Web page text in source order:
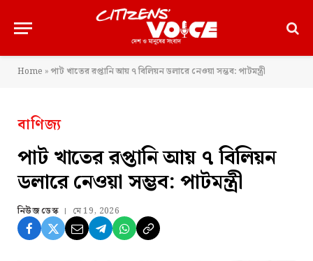
Home »পাট খাতের রপ্তানি আয় ৭ বিলিয়ন ডলারে নেওয়া সম্ভব: পাটমন্ত্রী
বাণিজ্য
পাট খাতের রপ্তানি আয় ৭ বিলিয়ন
ডলারে নেওয়া সম্ভব: পাটমন্ত্রী
নিউজ ডেস্ক মে 19, 2026